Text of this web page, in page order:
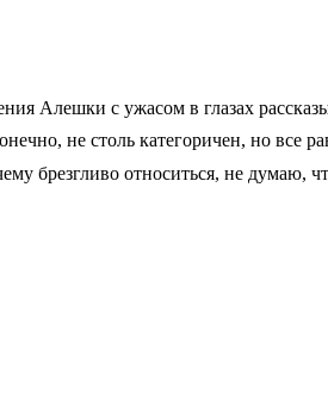
Алешки с ужасом в глазах
не столь категоричен, но все
брезгливо относиться, не думаю,